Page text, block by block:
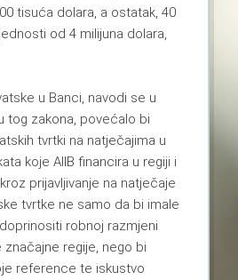
tisuća dolara, a ostatak, 40
od 4 milijuna dolara,
u Banci, navodi se u
tog zakona, povećalo bi
tvrtki na natječajima u
koje AIIB financira u regiji i
prijavljivanje na natječaje
tvrtke ne samo da bi imale
robnoj razmjeni
značajne regije, nego bi
reference te iskustvo